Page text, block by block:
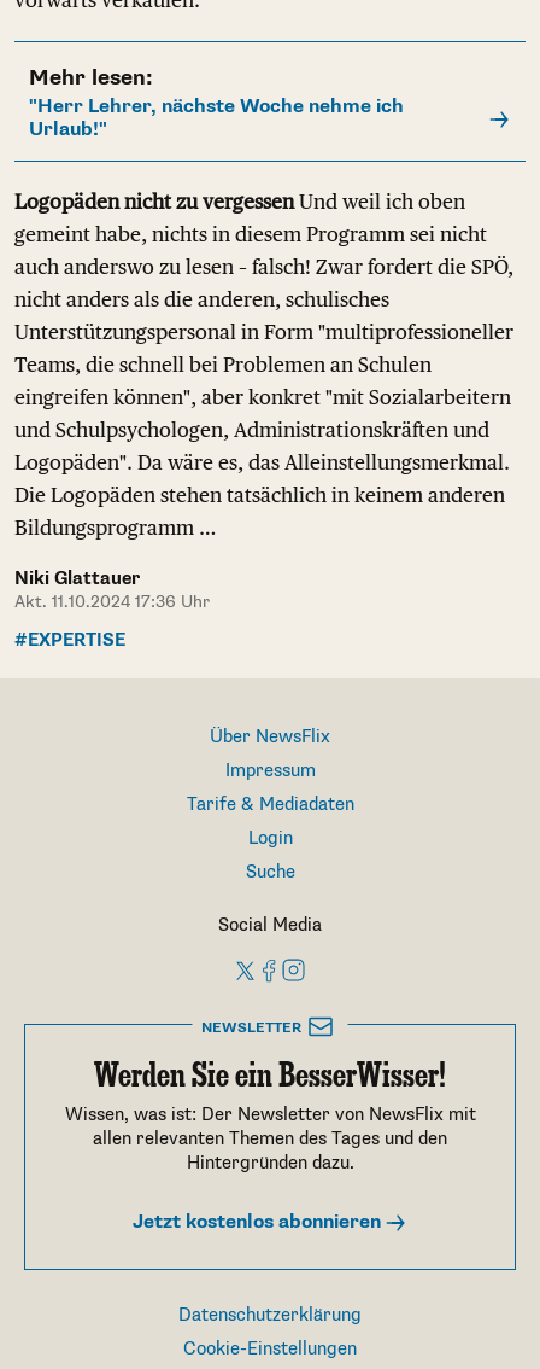
Mehr lesen:
"Herr Lehrer, nächste Woche nehme ich
Urlaub!"
Logopäden nicht zu vergessenUnd weil ich oben
gemeint habe, nichts in diesem Programm sei nicht
auch anderswo zu lesen – falsch! Zwar fordert die SPÖ,
nicht anders als die anderen, schulisches
Unterstützungspersonal in Form "multiprofessioneller
Teams, die schnell bei Problemen an Schulen
eingreifen können", aber konkret "mit Sozialarbeitern
und Schulpsychologen, Administrationskräften und
Logopäden". Da wäre es, das Alleinstellungsmerkmal.
Die Logopäden stehen tatsächlich in keinem anderen
Bildungsprogramm …
Niki Glattauer
Akt. 11.10.2024 17:36 Uhr
#EXPERTISE
Über NewsFlix
Impressum
Tarife & Mediadaten
Login
Suche
Social Media
NEWSLETTER
Werden Sie ein BesserWisser!
Wissen, was ist: Der Newsletter von NewsFlix mit
allen relevanten Themen des Tages und den
Hintergründen dazu.
Jetzt kostenlos abonnieren
Datenschutzerklärung
Cookie-Einstellungen